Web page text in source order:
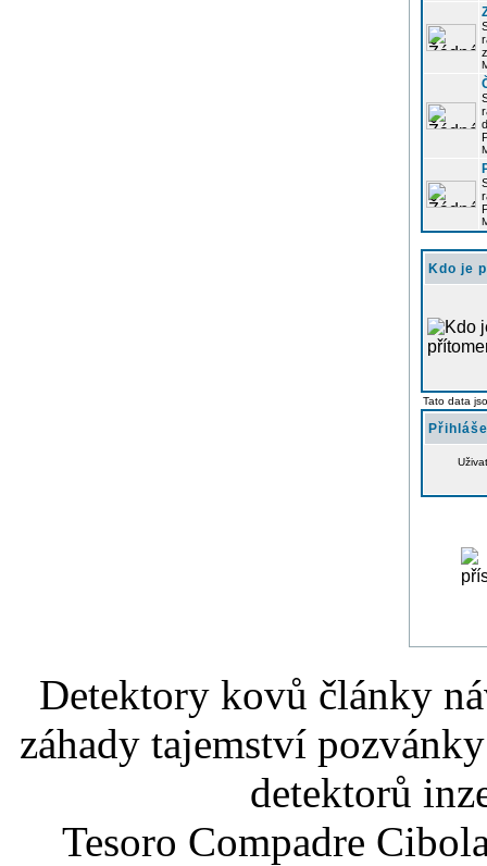
Kdo je
Tato data
Detektory kovů články
záhady tajemství
detektorů
Tesoro Compadre